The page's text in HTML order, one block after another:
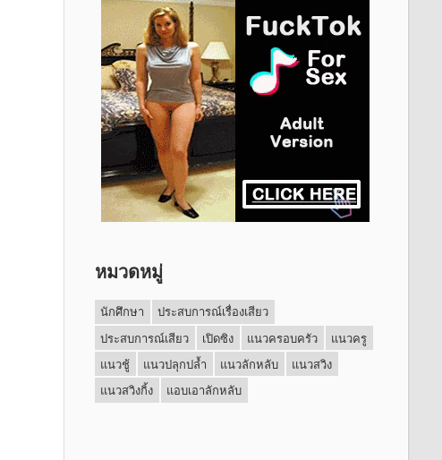
หมวดหมู่
นักศึกษา
ประสบการณ์เรื่องเสียว
ประสบการณ์เสียว
เปิดซิง แนวครอบครัว
แนวครู
แนวชู้
แนวปลุกปล้ำ แนวลักหลับ
แนวสวิง
แนวสวิงกิ้ง
แอบเอาลักหลับ